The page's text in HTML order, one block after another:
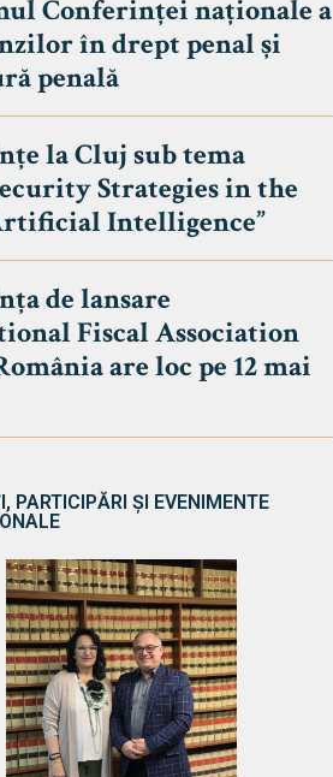
Conferinței naționale a
în drept penal și
penală
la Cluj sub tema
Strategies in the
Intelligence”
de lansare
Fiscal Association
are loc pe 12 mai
PARTICIPĂRI ȘI EVENIMENTE